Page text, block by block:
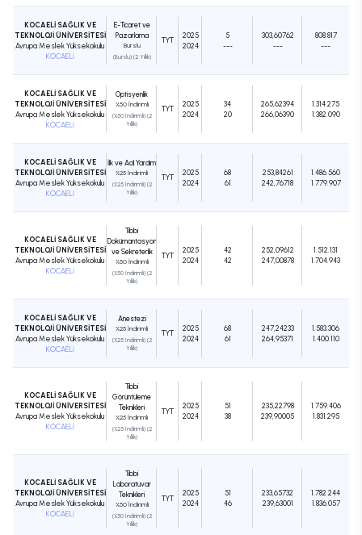
KOCAELİ SAĞLIK VE
TEKNOLOJİ ÜNİVERSİTESİ
Avrupa Meslek Yüksekokulu
KOCAELİ
E-Ticaret ve
Pazarlama
Burslu
(Burslu) (2 Yıllık)
TYT
2025
2024
5
---
303,60762
---
808.817
---
KOCAELİ SAĞLIK VE
TEKNOLOJİ ÜNİVERSİTESİ
Avrupa Meslek Yüksekokulu
KOCAELİ
Optisyenlik
%50 İndirimli
(%50 İndirimli) (2
Yıllık)
TYT
2025
2024
34
20
265,62394
266,06390
1.314.275
1.382.090
KOCAELİ SAĞLIK VE
TEKNOLOJİ ÜNİVERSİTESİ
Avrupa Meslek Yüksekokulu
KOCAELİ
İlk ve Acil Yardım
%25 İndirimli
(%25 İndirimli) (2
Yıllık)
TYT
2025
2024
68
61
253,84261
242,76718
1.486.560
1.779.907
KOCAELİ SAĞLIK VE
TEKNOLOJİ ÜNİVERSİTESİ
Avrupa Meslek Yüksekokulu
KOCAELİ
Tıbbi
Dokümantasyon
ve Sekreterlik
%50 İndirimli
(%50 İndirimli) (2
Yıllık)
TYT
2025
2024
42
42
252,09612
247,00878
1.512.131
1.704.943
KOCAELİ SAĞLIK VE
TEKNOLOJİ ÜNİVERSİTESİ
Avrupa Meslek Yüksekokulu
KOCAELİ
Anestezi
%25 İndirimli
(%25 İndirimli) (2
Yıllık)
TYT
2025
2024
68
61
247,24233
264,95371
1.583.306
1.400.110
KOCAELİ SAĞLIK VE
TEKNOLOJİ ÜNİVERSİTESİ
Avrupa Meslek Yüksekokulu
KOCAELİ
Tıbbi
Görüntüleme
Teknikleri
%25 İndirimli
(%25 İndirimli) (2
Yıllık)
TYT
2025
2024
51
38
235,22798
239,90005
1.759.406
1.831.295
KOCAELİ SAĞLIK VE
TEKNOLOJİ ÜNİVERSİTESİ
Avrupa Meslek Yüksekokulu
KOCAELİ
Tıbbi
Laboratuvar
Teknikleri
%50 İndirimli
(%50 İndirimli) (2
Yıllık)
TYT
2025
2024
51
46
233,65732
239,63001
1.782.244
1.836.057